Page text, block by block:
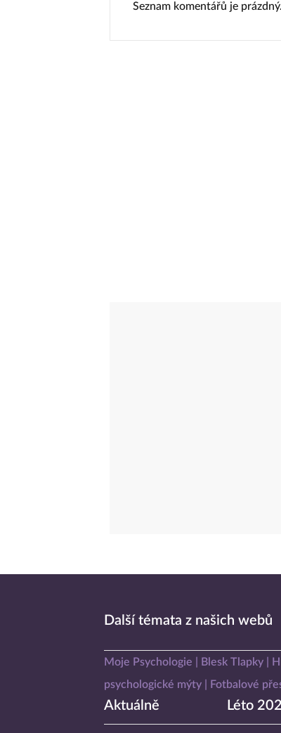
Seznam komentářů je prázdný.
Další témata z našich webů
Moje Psychologie Blesk Tlapky
psychologické mýty
Fotbalové
Aktuálně Léto